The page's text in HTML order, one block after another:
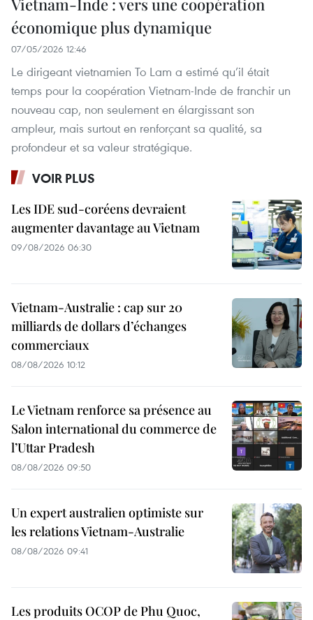
économique plus dynamique
07/05/2026 12:46
Le dirigeant vietnamien To Lam a estimé qu’il était
temps pour la coopération Vietnam-Inde de franchir un
nouveau cap, non seulement en élargissant son
ampleur, mais surtout en renforçant sa qualité, sa
profondeur et sa valeur stratégique.
VOIR PLUS
Les IDE sud-coréens devraient
augmenter davantage au Vietnam
09/08/2026 06:30
Vietnam-Australie : cap sur 20
milliards de dollars d’échanges
commerciaux
08/08/2026 10:12
Le Vietnam renforce sa présence au
Salon international du commerce de
l’Uttar Pradesh
08/08/2026 09:50
Un expert australien optimiste sur
les relations Vietnam-Australie
08/08/2026 09:41
Les produits OCOP de Phu Quoc,